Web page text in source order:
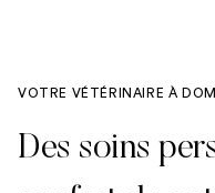
VOTRE VÉTÉRINAIRE À
Des soins